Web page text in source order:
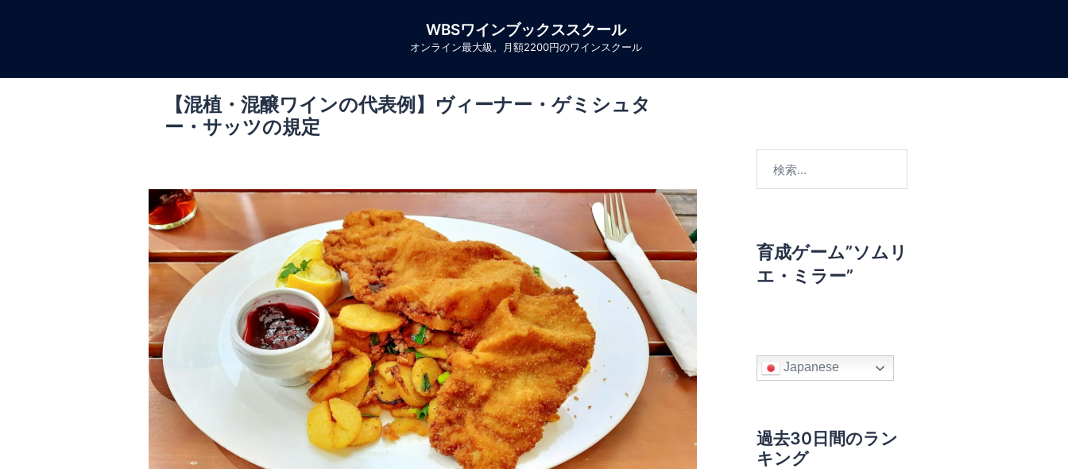
WBSワインブックススクール
オンライン最大級。月額2200円のワインスクール
【混植・混醸ワインの代表例】ヴィーナー・ゲミシュタ
ー・サッツの規定
育成ゲーム”ソムリ
エ・ミラー”
Japanese
過去30日間のラン
キング